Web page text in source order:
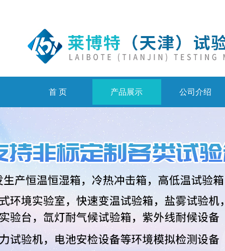
首 页 产品展示 公司介绍